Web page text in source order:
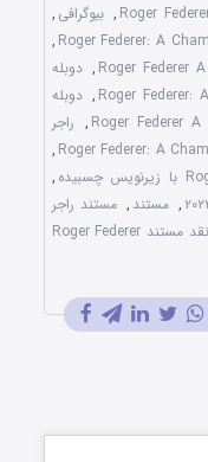
Roger
, بیوگرافی ,
,
, دوبله
, دوبله
, راجر
,
,
, مستند , مستند راجر
نقد مستند Roger Federer